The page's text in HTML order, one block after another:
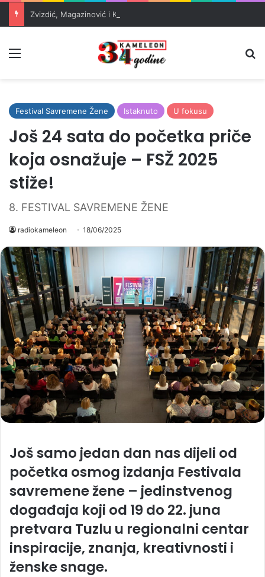
Festival Savremene Žene Istaknuto U fokusu
Još 24 sata do početka priče
koja osnažuje – FSŽ 2025
stiže!
8. FESTIVAL SAVREMENE ŽENE
radiokameleon 18/06/2025
Još samo jedan dan nas dijeli od
početka osmog izdanja Festivala
savremene žene – jedinstvenog
događaja koji od 19 do 22. juna
pretvara Tuzlu u regionalni centar
inspiracije, znanja, kreativnosti i
ženske snage.